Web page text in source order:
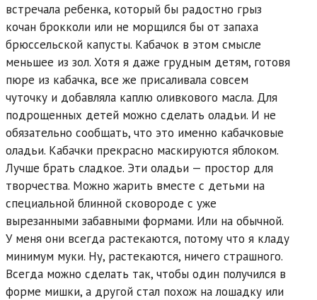
встречала ребенка, который бы радостно грыз
кочан брокколи или не морщился бы от запаха
брюссельской капусты. Кабачок в этом смысле
меньшее из зол. Хотя я даже грудным детям, готовя
пюре из кабачка, все же присаливала совсем
чуточку и добавляла каплю оливкового масла. Для
подрощенных детей можно сделать оладьи. И не
обязательно сообщать, что это именно кабачковые
оладьи. Кабачки прекрасно маскируются яблоком.
Лучше брать сладкое. Эти оладьи — простор для
творчества. Можно жарить вместе с детьми на
специальной блинной сковороде с уже
вырезанными забавными формами. Или на обычной.
У меня они всегда растекаются, потому что я кладу
минимум муки. Ну, растекаются, ничего страшного.
Всегда можно сделать так, чтобы один получился в
форме мишки, а другой стал похож на лошадку или